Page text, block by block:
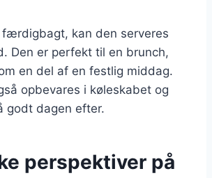
kan den serveres
Den er perfekt til en brunch,
en del af en festlig middag.
opbevares i køleskabet og
godt dagen efter.
perspektiver på